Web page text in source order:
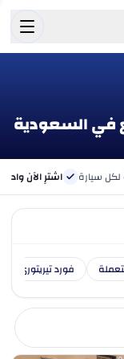
لكل سيارة اشترِ الآن
فورد تيريتوري